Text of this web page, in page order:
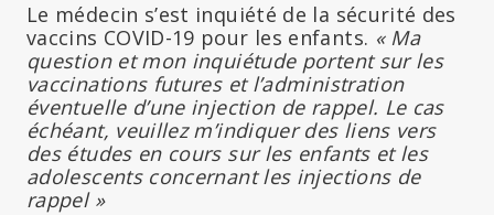
Le médecin s’est inquiété de la sécurité des
vaccins COVID-19 pour les enfants. « Ma
question et mon inquiétude portent sur les
vaccinations futures et l’administration
éventuelle d’une injection de rappel. Le cas
échéant, veuillez m’indiquer des liens vers
des études en cours sur les enfants et les
adolescents concernant les injections de
rappel »